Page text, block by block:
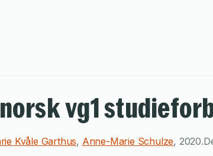
vg1
Kvåle Garthus, Anne-Marie Schulze, 2020.